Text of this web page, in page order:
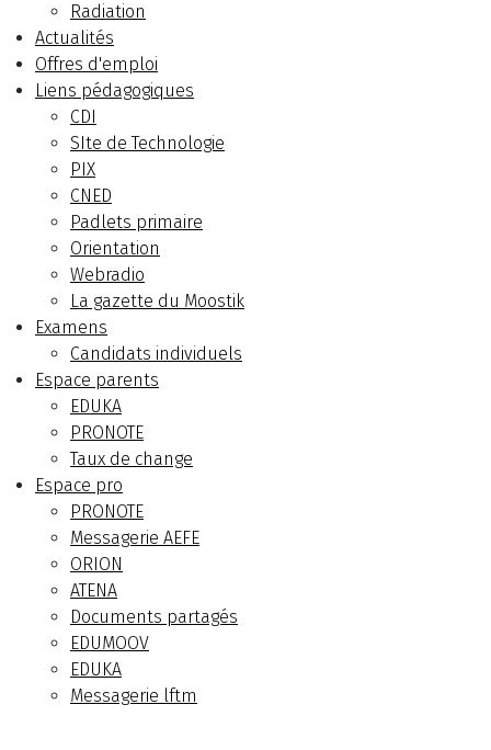
Radiation
Actualités
Offres d'emploi
Liens pédagogiques
CDI
SIte de Technologie
PIX
CNED
Padlets primaire
Orientation
Webradio
La gazette du Moostik
Examens
Candidats individuels
Espace parents
EDUKA
PRONOTE
Taux de change
Espace pro
PRONOTE
Messagerie AEFE
ORION
ATENA
Documents partagés
EDUMOOV
EDUKA
Messagerie lftm